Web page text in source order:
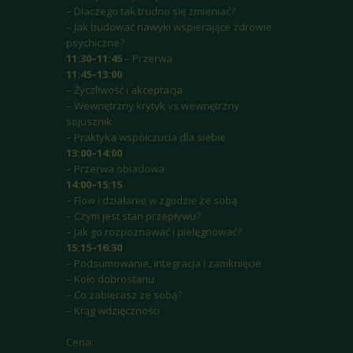
– Dlaczego tak trudno się zmieniać?
– Jak budować nawyki wspierające zdrowie
psychiczne?
11:30–11:45 – Przerwa
11:45–13:00
– Życzliwość i akceptacja
– Wewnętrzny krytyk vs wewnętrzny
sojusznik
– Praktyka współczucia dla siebie
13:00–14:00
– Przerwa obiadowa
14:00–15:15
– Flow i działanie w zgodzie ze sobą
– Czym jest stan przepływu?
– Jak go rozpoznawać i pielęgnować?
15:15–16:30
– Podsumowanie, integracja i zamknięcie
– Koło dobrostanu
– Co zabierasz ze sobą?
– Krąg wdzięczności
Cena: